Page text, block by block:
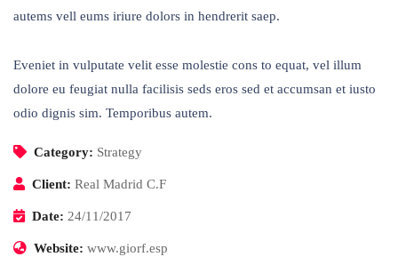
autems vell eums iriure dolors in hendrerit saep.
Eveniet in vulputate velit esse molestie cons to equat, vel illum
dolore eu feugiat nulla facilisis seds eros sed et accumsan et iusto
odio dignis sim. Temporibus autem.
Category: Strategy
Client: Real Madrid C.F
Date: 24/11/2017
Website: www.giorf.esp